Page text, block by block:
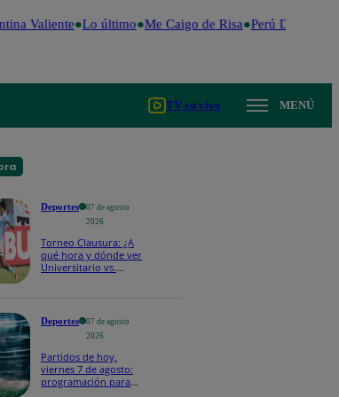
Valiente Lo último Me Caigo de Risa Perú Decide
TV en vivo MENÚ
Deportes
07 de agosto
2026
Torneo Clausura: ¿A
qué hora y dónde ver
Universitario vs.
Deportes
07 de agosto
2026
Partidos de hoy,
viernes 7 de agosto:
programación para